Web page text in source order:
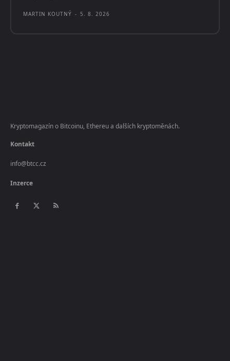
MARTIN KOUTNÝ - 5. 8. 2026
Kryptomagazín o Bitcoinu, Ethereu a dalších kryptoměnách.
Kontakt
info@btcc.cz
Inzerce